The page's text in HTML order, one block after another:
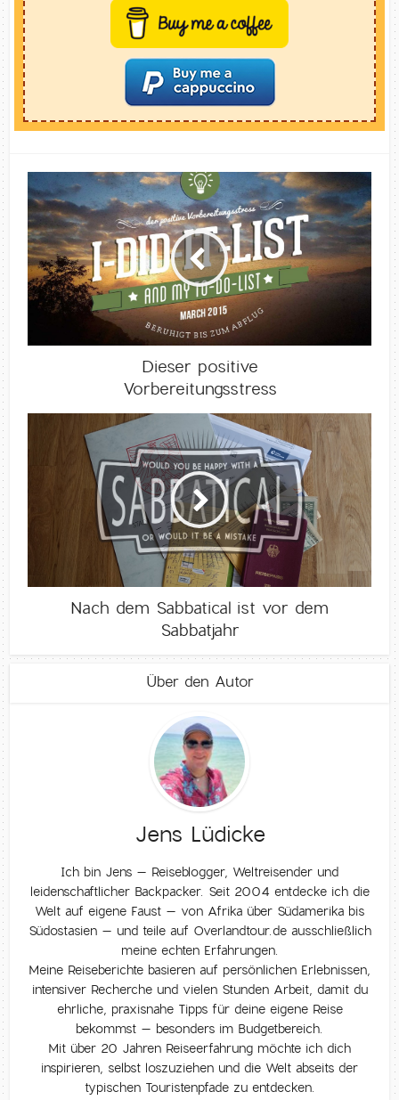
Dieser positive
Vorbereitungsstress
Nach dem Sabbatical ist vor dem
Sabbatjahr
Über den Autor
Jens Lüdicke
Ich bin Jens – Reiseblogger, Weltreisender und
leidenschaftlicher Backpacker. Seit 2004 entdecke ich die
Welt auf eigene Faust – von Afrika über Südamerika bis
Südostasien – und teile auf Overlandtour.de ausschließlich
meine echten Erfahrungen.
Meine Reiseberichte basieren auf persönlichen Erlebnissen,
intensiver Recherche und vielen Stunden Arbeit, damit du
ehrliche, praxisnahe Tipps für deine eigene Reise
bekommst – besonders im Budgetbereich.
Mit über 20 Jahren Reiseerfahrung möchte ich dich
inspirieren, selbst loszuziehen und die Welt abseits der
typischen Touristenpfade zu entdecken.